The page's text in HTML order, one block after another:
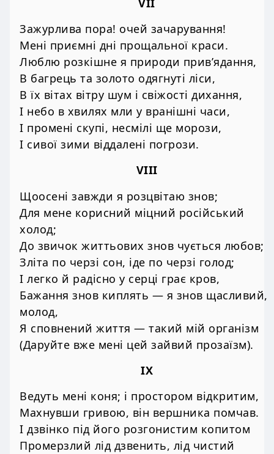
Зажурлива пора! очей зачарування!
Мені приємні дні прощальної краси.
Люблю розкішне я природи прив’ядання,
В багрець та золото одягнуті ліси,
В їх вітах вітру шум і свіжості дихання,
І небо в хвилях мли у вранішні часи,
І промені скупі, несмілі ще морози,
І сивої зими віддалені погрози.
VIII
Щоосені завжди я розцвітаю знов;
Для мене корисний міцний російський
холод;
До звичок життьових знов чується любов;
Зліта по черзі сон, іде по черзі голод;
І легко й радісно у серці грає кров,
Бажання знов киплять — я знов щасливий,
молод,
Я сповнений життя — такий мій організм
(Даруйте вже мені цей зайвий прозаїзм).
IX
Ведуть мені коня; і простором відкритим,
Махнувши гривою, він вершника помчав.
І дзвінко під його розгонистим копитом
Промерзлий лід дзвенить, лід чистий